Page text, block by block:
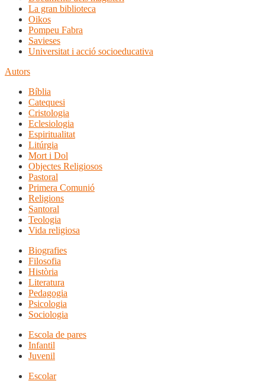
La gran biblioteca
Oikos
Pompeu Fabra
Savieses
Universitat i acció socioeducativa
Autors
Bíblia
Catequesi
Cristologia
Eclesiologia
Espiritualitat
Litúrgia
Mort i Dol
Objectes Religiosos
Pastoral
Primera Comunió
Religions
Santoral
Teologia
Vida religiosa
Biografies
Filosofia
Història
Literatura
Pedagogia
Psicologia
Sociologia
Escola de pares
Infantil
Juvenil
Escolar